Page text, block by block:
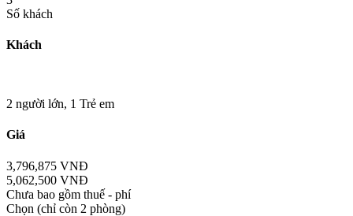
Số khách
Khách
2 người lớn, 1 Trẻ em
Giá
3,796,875 VNĐ
5,062,500 VNĐ
Chưa bao gồm thuế - phí
Chọn (chỉ còn 2 phòng)